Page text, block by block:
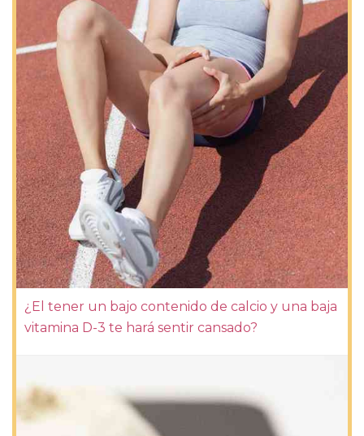
¿El tener un bajo contenido de calcio y una baja
vitamina D-3 te hará sentir cansado?